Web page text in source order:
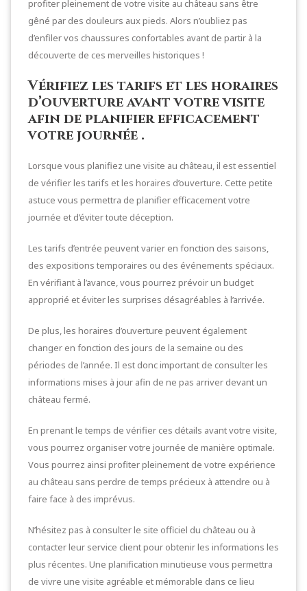
profiter pleinement de votre visite au château sans être
gêné par des douleurs aux pieds. Alors n’oubliez pas
d’enfiler vos chaussures confortables avant de partir à la
découverte de ces merveilles historiques !
Vérifiez les tarifs et les horaires
d’ouverture avant votre visite
afin de planifier efficacement
votre journée .
Lorsque vous planifiez une visite au château, il est essentiel
de vérifier les tarifs et les horaires d’ouverture. Cette petite
astuce vous permettra de planifier efficacement votre
journée et d’éviter toute déception.
Les tarifs d’entrée peuvent varier en fonction des saisons,
des expositions temporaires ou des événements spéciaux.
En vérifiant à l’avance, vous pourrez prévoir un budget
approprié et éviter les surprises désagréables à l’arrivée.
De plus, les horaires d’ouverture peuvent également
changer en fonction des jours de la semaine ou des
périodes de l’année. Il est donc important de consulter les
informations mises à jour afin de ne pas arriver devant un
château fermé.
En prenant le temps de vérifier ces détails avant votre visite,
vous pourrez organiser votre journée de manière optimale.
Vous pourrez ainsi profiter pleinement de votre expérience
au château sans perdre de temps précieux à attendre ou à
faire face à des imprévus.
N’hésitez pas à consulter le site officiel du château ou à
contacter leur service client pour obtenir les informations les
plus récentes. Une planification minutieuse vous permettra
de vivre une visite agréable et mémorable dans ce lieu